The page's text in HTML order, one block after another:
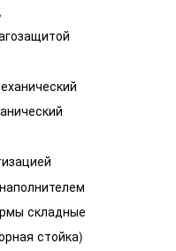
складные
стойка)